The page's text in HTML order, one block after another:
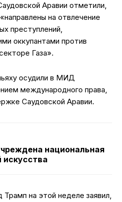
Аравии отметили,
на отвлечение
преступлений,
оккупантами против
Газа».
осудили в МИД
международного права,
Саудовской Аравии.
национальная
на этой неделе заявил,